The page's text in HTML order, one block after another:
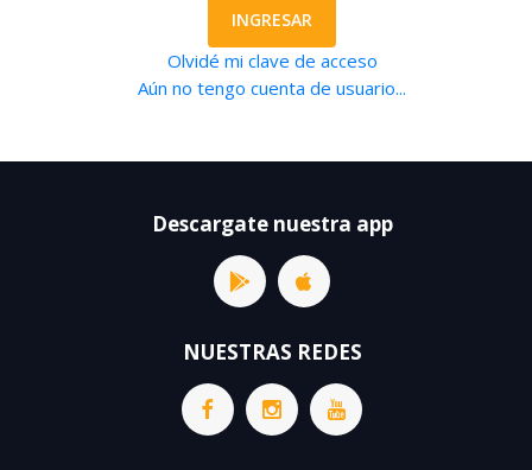
INGRESAR
Olvidé mi clave de acceso
Aún no tengo cuenta de usuario...
Descargate nuestra app
NUESTRAS REDES